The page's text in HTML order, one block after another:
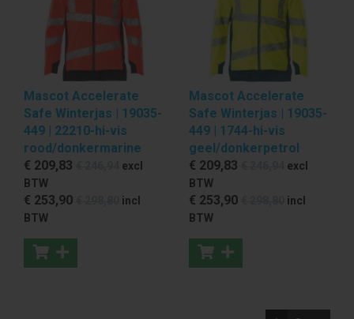
Mascot Accelerate
Safe Winterjas | 19035-
449 | 22210-hi-vis
rood/donkermarine
€ 209,83
excl
BTW
€ 253,90
incl
BTW
Mascot Accelerate
Safe Winterjas | 19035-
449 | 1744-hi-vis
geel/donkerpetrol
€ 209,83
excl
BTW
€ 253,90
incl
BTW